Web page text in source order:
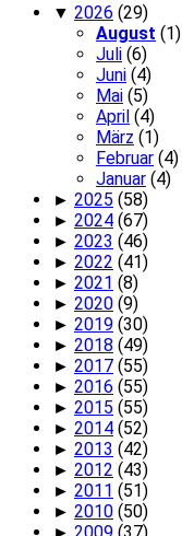
▼ 2026 (29)
August (1)
Juli (6)
Juni (4)
Mai (5)
April (4)
März (1)
Februar (4)
Januar (4)
► 2025 (58)
► 2024 (67)
► 2023 (46)
► 2022 (41)
► 2021 (8)
► 2020 (9)
► 2019 (30)
► 2018 (49)
► 2017 (55)
► 2016 (55)
► 2015 (55)
► 2014 (52)
► 2013 (42)
► 2012 (43)
► 2011 (51)
► 2010 (50)
► 2009 (37)